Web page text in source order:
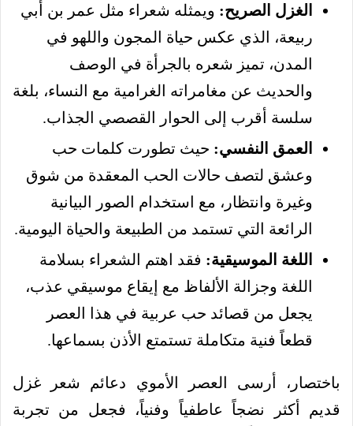
الغزل الصريح: ويمثله شعراء مثل عمر بن أبي
ربيعة، الذي عكس حياة المجون واللهو في
المدن، تميز شعره بالجرأة في الوصف
والحديث عن مغامراته الغرامية مع النساء، بلغة
سلسة أقرب إلى الحوار القصصي الجذاب.
العمق النفسي: حيث تطورت كلمات حب
وعشق لتصف حالات الحب المعقدة من شوق
وغيرة وانتظار، مع استخدام الصور البيانية
الرائعة التي تستمد من الطبيعة والحياة اليومية.
اللغة الموسيقية: فقد اهتم الشعراء بسلامة
اللغة وجزالة الألفاظ مع إيقاع موسيقي عذب،
يجعل من قصائد حب عربية في هذا العصر
قطعاً فنية متكاملة تستمتع الأذن بسماعها.
باختصار، أرسى العصر الأموي دعائم شعر غزل
قديم أكثر نضجاً عاطفياً وفنياً، فجعل من تجربة